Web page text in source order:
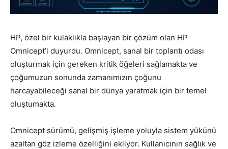
HP, özel bir kulaklıkla başlayan bir çözüm olan HP
Omnicept’i duyurdu. Omnicept, sanal bir toplantı odası
oluşturmak için gereken kritik öğeleri sağlamakta ve
çoğumuzun sonunda zamanımızın çoğunu
harcayabileceği sanal bir dünya yaratmak için bir temel
oluştumakta.
Omnicept sürümü, gelişmiş işleme yoluyla sistem yükünü
azaltan göz izleme özelliğini ekliyor. Kullanıcının sağlık ve